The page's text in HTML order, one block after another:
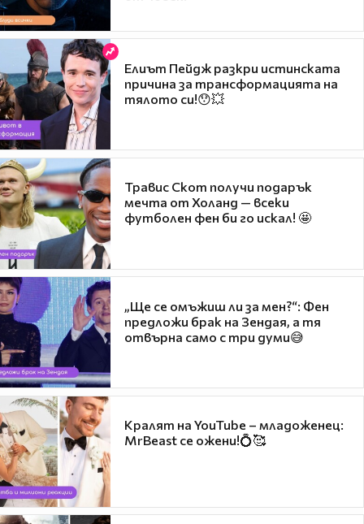
Елиът Пейдж разкри истинската
причина за трансформацията на
тялото си!😯💥
Травис Скот получи подарък
мечта от Холанд — всеки
футболен фен би го искал! 🤩
„Ще се омъжиш ли за мен?“: Фен
предложи брак на Зендая, а тя
отвърна само с три думи😅
Кралят на YouTube – младоженец:
MrBeast се ожени!💍🥰